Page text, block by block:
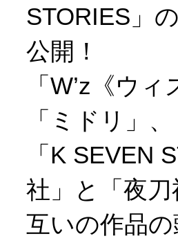
STORIES」
公開！
「W’z《ウ
「ミドリ」、
「K SEVEN
社」と「夜
互いの作品